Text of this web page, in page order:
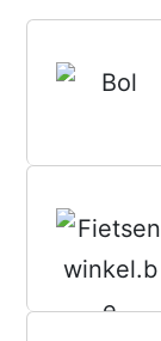
ml
glans